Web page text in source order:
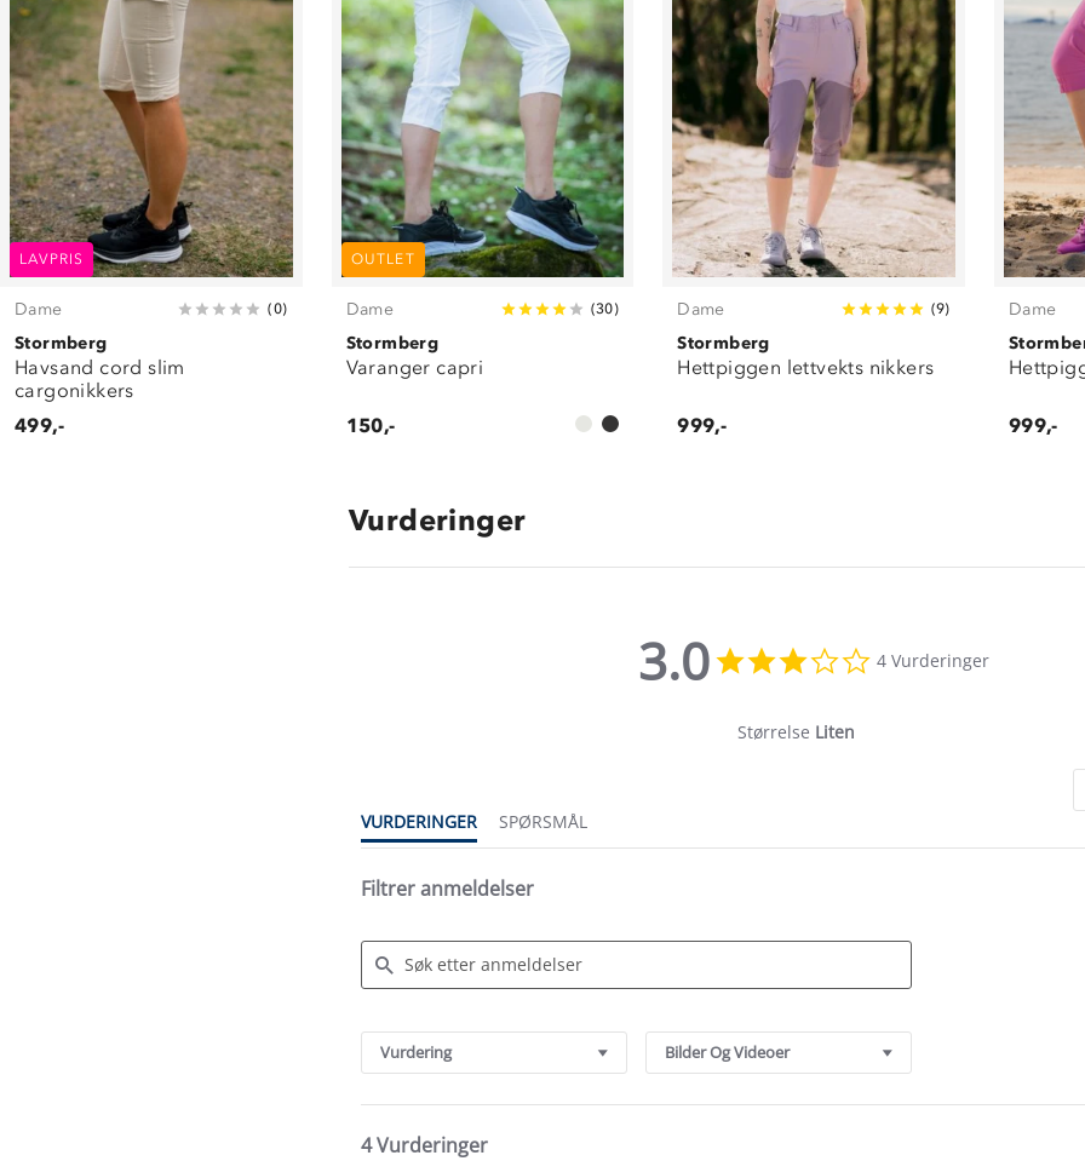
LAVPRIS
Dame (0)
Stormberg
Havsand cord slim
cargonikkers
499,-
OUTLET
Dame (30)
Stormberg
Varanger capri
150,-
Dame (9)
Stormberg
Hettpiggen lettvekts nikkers
999,-
Dame
999,-
Vurderinger
3.0
star
4 Vurderinger
Størrelse Liten
VURDERINGER SPØRSMÅL
Filtrer anmeldelser
Reviews
Vurdering Bilder Og Videoer
4 Vurderinger